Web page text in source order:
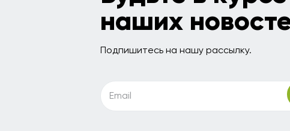
наших
Подпишитесь на нашу рассылку.
Email